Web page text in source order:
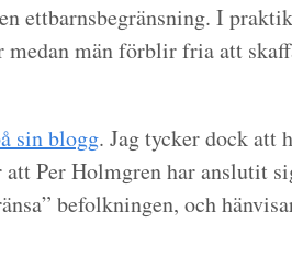
ettbarnsbegränsning. I
män förblir fria att
sin blogg. Jag tycker dock att
att Per Holmgrenhar anslutit
befolkningen, och